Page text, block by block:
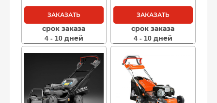
ЗАКАЗАТЬ
срок заказа
4 - 10 дней
ЗАКАЗАТЬ
срок заказа
4 - 10 дней